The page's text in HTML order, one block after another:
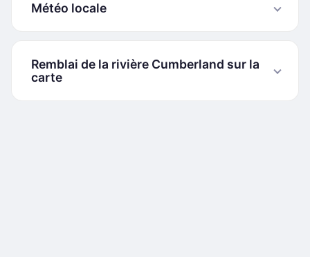
Météo locale
Remblai de la rivière Cumberland sur la
carte